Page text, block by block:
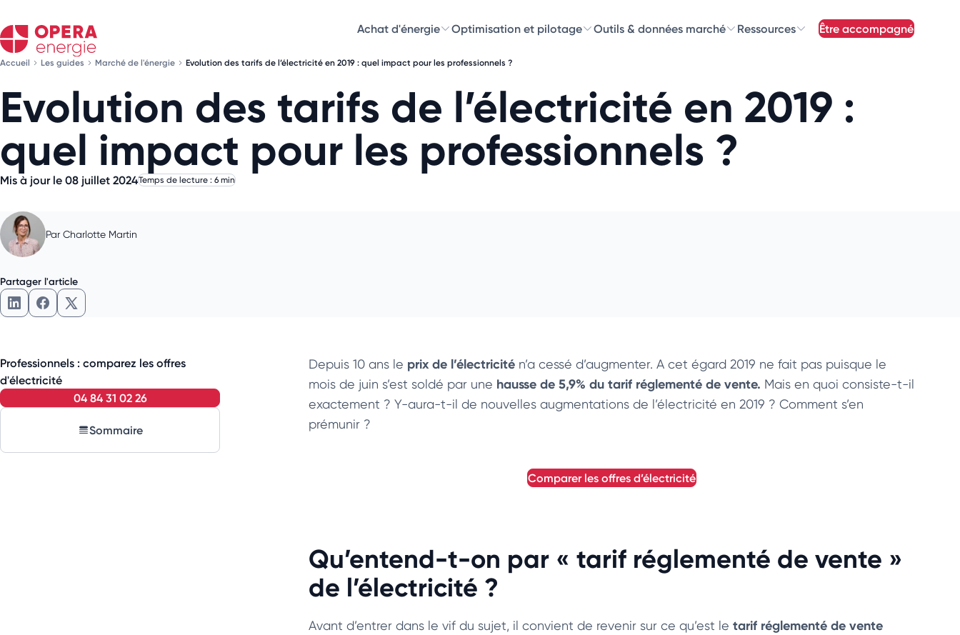
Achat d'énergie Optimisation et pilotage Outils & données marché Ressources être accompagné
Accueil Les guides Marché de l'énergie Evolution des tarifs de l’électricité en 2019 : quel impact pour les professionnels ?
Evolution des tarifs de l’électricité en 2019 :
quel impact pour les professionnels ?
Mis à jour le 08 juillet 2024Temps de lecture : 6 min
Par Charlotte Martin
Partager l'article
Partager l'article sur LinkedIn
Partager l'article sur Facebook
Partager l'article sur X
Professionnels : comparez les offres
d'électricité
04 84 31 02 26
Sommaire
Depuis 10 ans le prix de l’électricité n’a cessé d’augmenter. A cet égard 2019 ne fait pas puisque le
mois de juin s’est soldé par une hausse de 5,9% du tarif réglementé de vente. Mais en quoi consiste-t-il
exactement ? Y-aura-t-il de nouvelles augmentations de l’électricité en 2019 ? Comment s’en
prémunir ?
comparer les offres d’électricité
Qu’entend-t-on par « tarif réglementé de vente »
de l’électricité ?
Avant d’entrer dans le vif du sujet, il convient de revenir sur ce qu’est le tarif réglementé de vente
Découvrez nos newsletters
Choisissez les newsletters qui vous intéressent